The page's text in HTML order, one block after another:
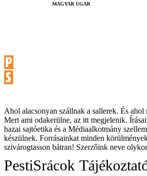
MAGYAR UGAR
Ahol alacsonyan szállnak a sallerek. És
Mert ami odakerülne, az itt megjelenik.
hazai sajtóetika és a Médiaalkotmány
készülnek. Forrásainkat minden
szivárogtasson bátran! Szerzőink neve
PestiSrácok